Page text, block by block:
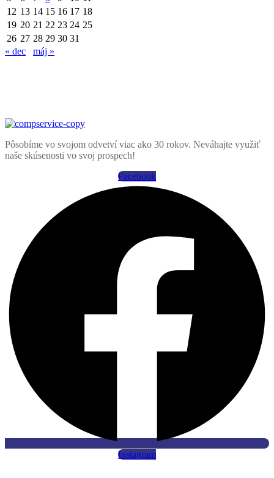
12 13 14 15 16 17 18
19 20 21 22 23 24 25
26 27 28 29 30 31
« dec
máj »
Pôsobíme vo svojom odvetví viac ako 30 rokov. Neváhajte využiť
naše skúsenosti vo svoj prospech!
Facebook
Instagram